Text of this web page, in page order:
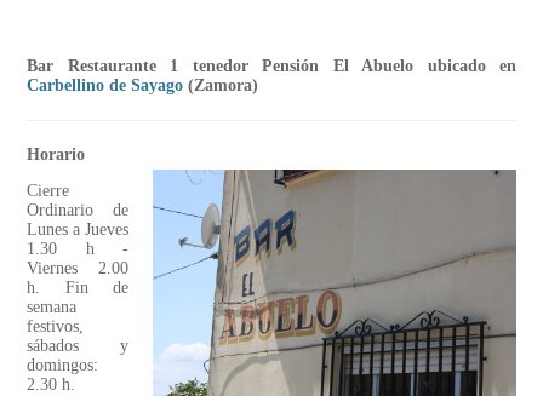
Bar Restaurante 1 tenedor Pensión El Abuelo ubicado en
Carbellino de Sayago (Zamora)
Horario
Cierre
Ordinario de
Lunes a Jueves
1.30 h -
Viernes 2.00
h. Fin de
semana
festivos,
sábados y
domingos:
2.30 h.